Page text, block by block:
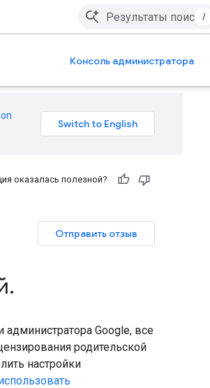
/
Консоль администратора
оказалась полезной?
Отправить отзыв
.
Google, все
родительской
настройки